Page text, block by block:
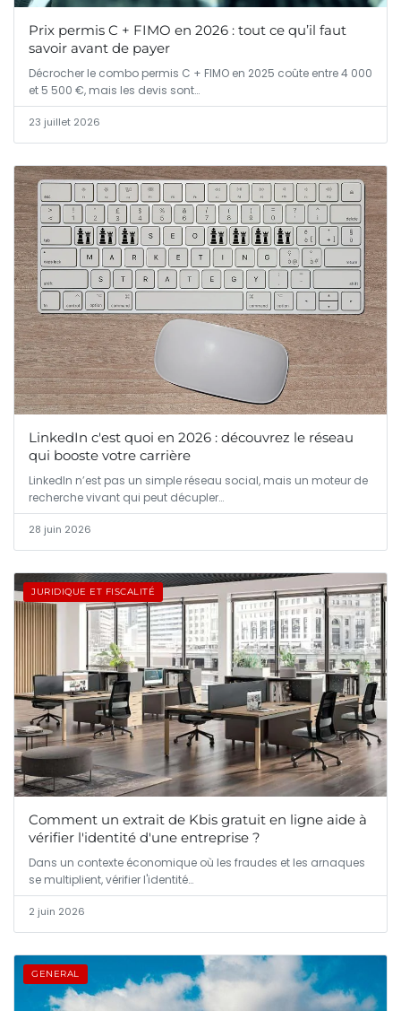
Prix permis C + FIMO en 2026 : tout ce qu’il faut
savoir avant de payer
Décrocher le combo permis C + FIMO en 2025 coûte entre 4 000
et 5 500 €, mais les devis sont…
23 juillet 2026
LinkedIn c'est quoi en 2026 : découvrez le réseau
qui booste votre carrière
LinkedIn n’est pas un simple réseau social, mais un moteur de
recherche vivant qui peut décupler…
28 juin 2026
JURIDIQUE ET FISCALITÉ
Comment un extrait de Kbis gratuit en ligne aide à
vérifier l'identité d'une entreprise ?
Dans un contexte économique où les fraudes et les arnaques
se multiplient, vérifier l'identité…
2 juin 2026
GENERAL